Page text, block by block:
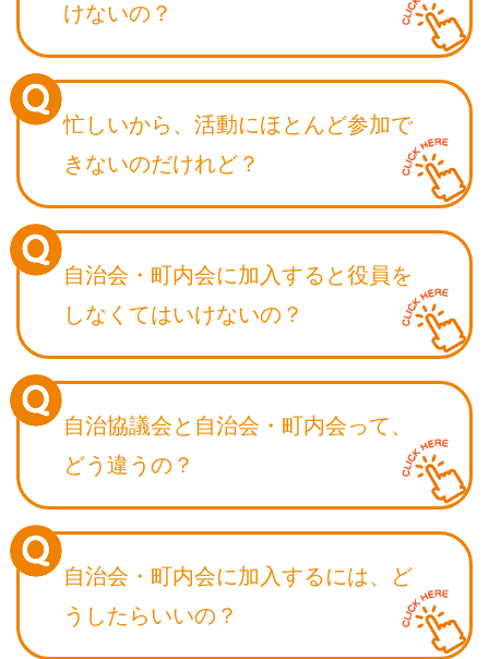
けないの？
忙しいから、活動にほとんど参加で
きないのだけれど？
自治会・町内会に加入すると役員を
しなくてはいけないの？
自治協議会と自治会・町内会って、
どう違うの？
自治会・町内会に加入するには、
ど
うしたらいいの？